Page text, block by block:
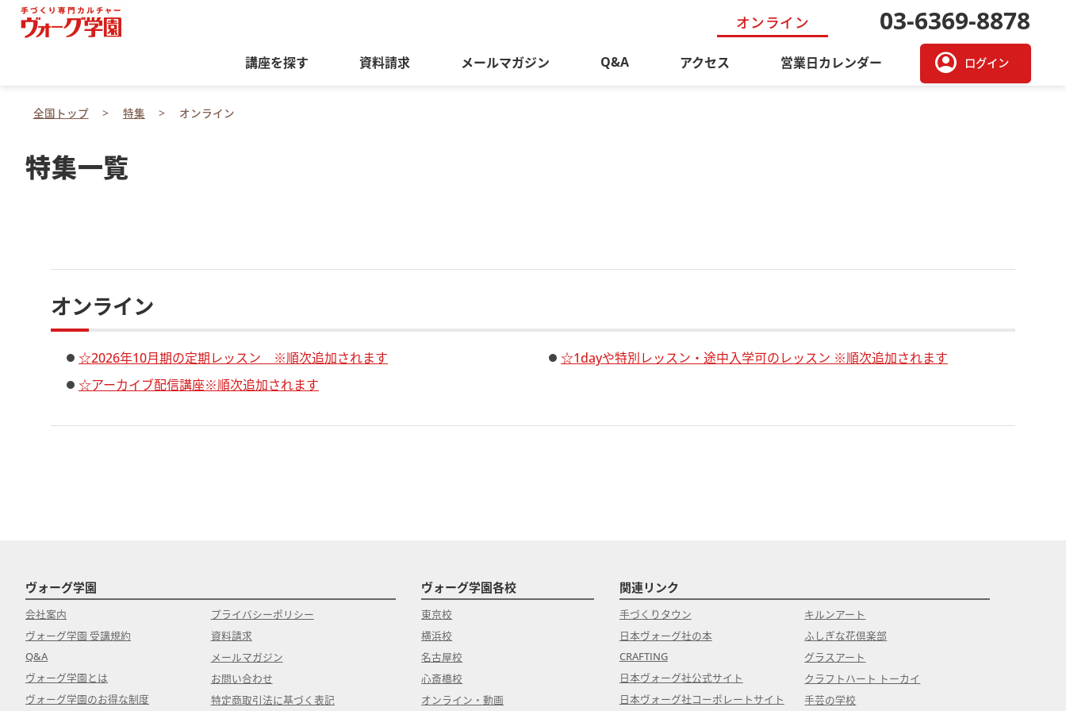
オンライン 03-6369-8878
講座を探す 資料請求 メールマガジン Q&A アクセス 営業日カレンダー account_circle ログイン
全国トップ 特集 オンライン
特集一覧
オンライン
☆2026年10月期の定期レッスン ※順次追加されます
☆1dayや特別レッスン・途中入学可のレッスン ※順次追加されます
☆アーカイブ配信講座※順次追加されます
ヴォーグ学園
会社案内
ヴォーグ学園 受講規約
Q&A
ヴォーグ学園とは
ヴォーグ学園のお得な制度
プライバシーポリシー
資料請求
メールマガジン
お問い合わせ
特定商取引法に基づく表記
ヴォーグ学園各校
東京校
横浜校
名古屋校
心斎橋校
オンライン・動画
関連リンク
手づくりタウン
日本ヴォーグ社の本
CRAFTING
日本ヴォーグ社公式サイト
日本ヴォーグ社コーポレートサイト
キルンアート
ふしぎな花倶楽部
グラスアート
クラフトハート トーカイ
手芸の学校